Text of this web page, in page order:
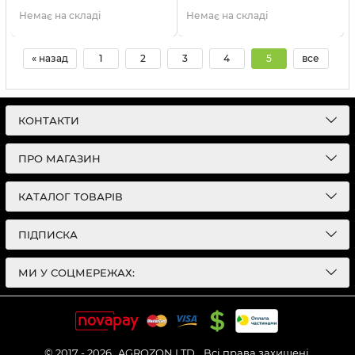
Немає на складі Немає на складі
« назад 1 2 3 4 5 все
КОНТАКТИ
ПРО МАГАЗИН
КАТАЛОГ ТОВАРІВ
ПІДПИСКА
МИ У СОЦМЕРЕЖАХ: